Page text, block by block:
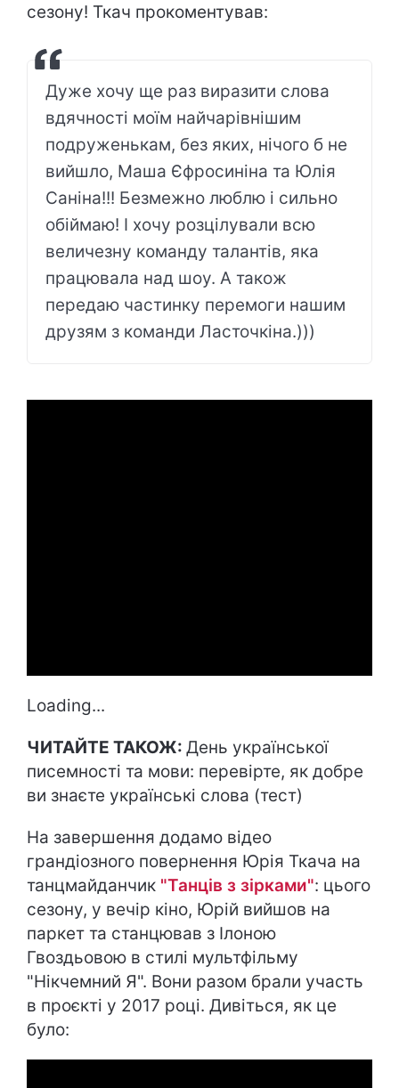
сезону! Ткач прокоментував:
Дуже хочу ще раз виразити слова
вдячності моїм найчарівнішим
подруженькам, без яких, нічого б не
вийшло, Маша Єфросиніна та Юлія
Саніна!!! Безмежно люблю і сильно
обіймаю! І хочу розцілували всю
величезну команду талантів, яка
працювала над шоу. А також
передаю частинку перемоги нашим
друзям з команди Ласточкіна.)))
Loading...
ЧИТАЙТЕ ТАКОЖ: День української
писемності та мови: перевірте, як добре
ви знаєте українські слова (тест)
На завершення додамо відео
грандіозного повернення Юрія Ткача на
танцмайданчик "Танців з зірками": цього
сезону, у вечір кіно, Юрій вийшов на
паркет та станцював з Ілоною
Гвоздьовою в стилі мультфільму
"Нікчемний Я". Вони разом брали участь
в проєкті у 2017 році. Дивіться, як це
було: